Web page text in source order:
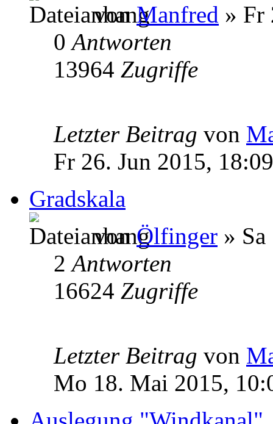
vonManfred » Fr
0Antworten
13964 Zugriffe
Letzter Beitrag von
Fr 26. Jun 2015, 18:09
Gradskala
vonÖlfinger »
2Antworten
16624 Zugriffe
Letzter Beitrag von
Mo 18. Mai 2015,